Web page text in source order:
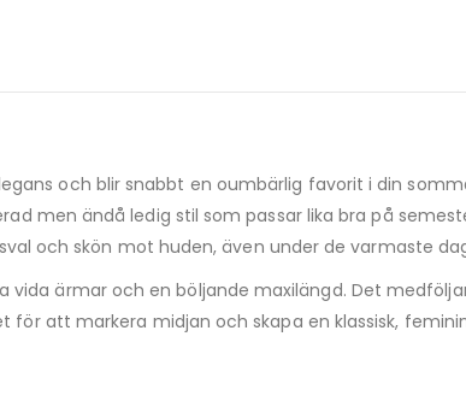
och blir snabbt en oumbärlig favorit i din
men ändå ledig stil som passar lika bra på
och skön mot huden, även under de varmaste
vida ärmar och en böljande maxilängd. Det
att markera midjan och skapa en klassisk,